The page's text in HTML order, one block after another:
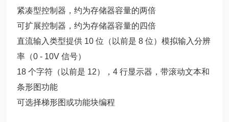
紧凑型控制器，约为存储器容量的两倍
可扩展控制器，约为存储器容量的四倍
直流输入类型提供 10 位（以前是 8 位）模拟输入分辨
率（0 - 10V 信号）
18 个字符（以前是 12），4 行显示器，带滚动文本和
条形图功能
可选择梯形图或功能块编程